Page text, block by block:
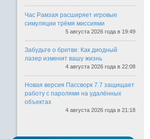
Час Рамзая расширяет игровые
симуляции трёмя миссиями
5 августа 2026 года в 19:49
Забудьте о бритве: Как диодный
лазер изменит вашу жизнь
4 августа 2026 года в 22:08
Новая версия Пассворк 7.7 защищает
работу с паролями на удалённых
объектах
4 августа 2026 года в 21:18